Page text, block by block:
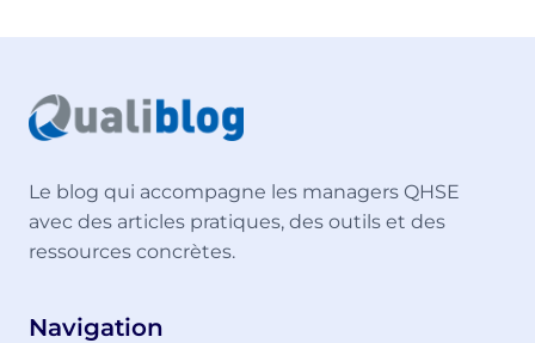
Le blog qui accompagne les managers QHSE
avec des articles pratiques, des outils et des
ressources concrètes.
Navigation